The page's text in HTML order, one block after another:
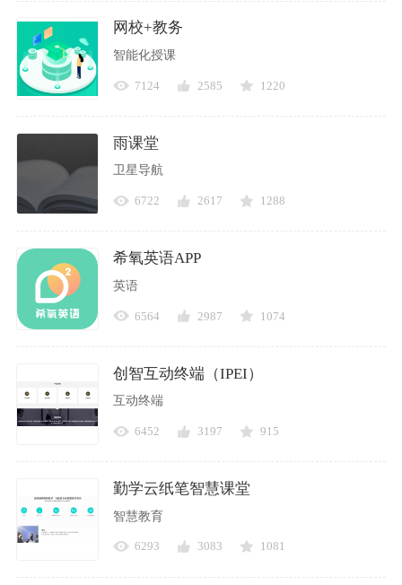
网校+教务
智能化授课
7124 2585 1220
雨课堂
卫星导航
6722 2617 1288
希氧英语APP
英语
6564 2987 1074
创智互动终端（IPEI）
互动终端
6452 3197 915
勤学云纸笔智慧课堂
智慧教育
6293 3083 1081